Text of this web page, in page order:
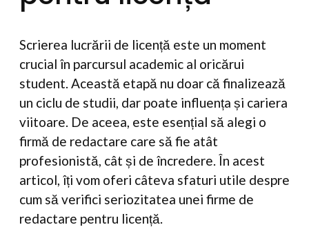
Scrierea lucrării de licență este un moment
crucial în parcursul academic al oricărui
student. Această etapă nu doar că finalizează
un ciclu de studii, dar poate influența și cariera
viitoare. De aceea, este esențial să alegi o
firmă de redactare care să fie atât
profesionistă, cât și de încredere. În acest
articol, îți vom oferi câteva sfaturi utile despre
cum să verifici seriozitatea unei firme de
redactare pentru licență.